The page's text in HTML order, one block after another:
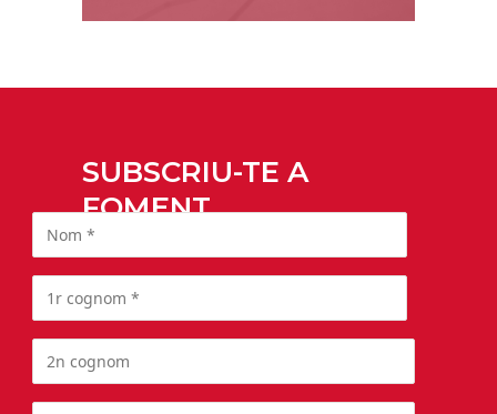
SUBSCRIU-TE A
FOMENT